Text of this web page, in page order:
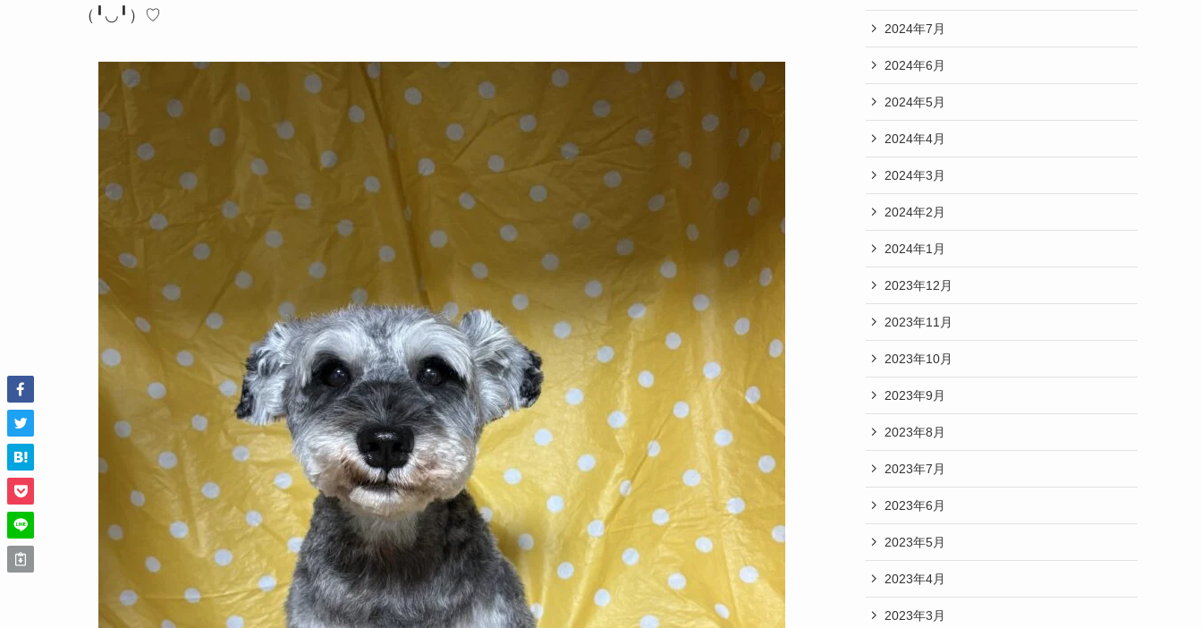
（╹◡╹）♡
2024年7月
2024年6月
2024年5月
2024年4月
2024年3月
2024年2月
2024年1月
2023年12月
2023年11月
2023年10月
2023年9月
2023年8月
2023年7月
2023年6月
2023年5月
2023年4月
2023年3月